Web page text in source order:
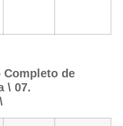
de
\ 07.